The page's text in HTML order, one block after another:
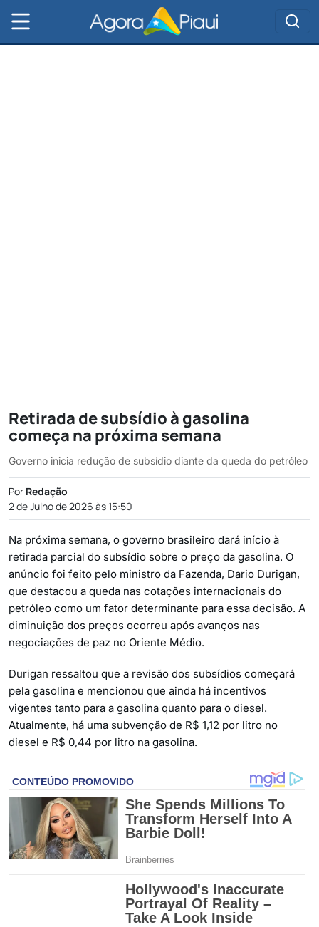
Retirada de subsídio à gasolina
começa na próxima semana
Governo inicia redução de subsídio diante da queda do petróleo
Por Redação
2 de Julho de 2026 às 15:50
Na próxima semana, o governo brasileiro dará início à
retirada parcial do subsídio sobre o preço da gasolina. O
anúncio foi feito pelo ministro da Fazenda, Dario Durigan,
que destacou a queda nas cotações internacionais do
petróleo como um fator determinante para essa decisão. A
diminuição dos preços ocorreu após avanços nas
negociações de paz no Oriente Médio.
Durigan ressaltou que a revisão dos subsídios começará
pela gasolina e mencionou que ainda há incentivos
vigentes tanto para a gasolina quanto para o diesel.
Atualmente, há uma subvenção de R$ 1,12 por litro no
diesel e R$ 0,44 por litro na gasolina.